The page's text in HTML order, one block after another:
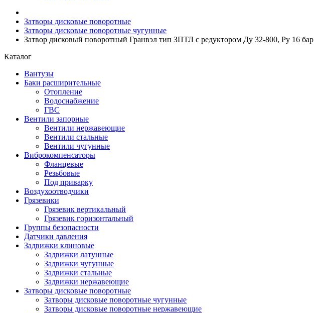
Затворы дисковые поворотные
Затворы дисковые поворотные чугунные
Затвор дисковый поворотный Гранвэл тип ЗПТЛ с редуктором Ду 32-800, Ру 16 бар
Каталог
Вантузы
Баки расширительные
Отопление
Водоснабжение
ГВС
Вентили запорные
Вентили нержавеющие
Вентили стальные
Вентили чугунные
Виброкомпенсаторы
Фланцевые
Резьбовые
Под приварку
Воздухоотводчики
Грязевики
Грязевик вертикальный
Грязевик горизонтальный
Группы безопасности
Датчики давления
Задвижки клиновые
Задвижки латунные
Задвижки чугунные
Задвижки стальные
Задвижки нержавеющие
Затворы дисковые поворотные
Затворы дисковые поворотные чугунные
Затворы дисковые поворотные нержавеющие